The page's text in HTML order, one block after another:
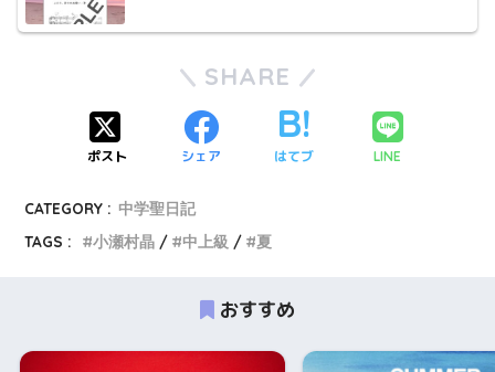
SHARE
ポスト シェア はてブ LINE
CATEGORY : 中学聖日記
TAGS :
小瀬村晶 中上級 夏
おすすめ